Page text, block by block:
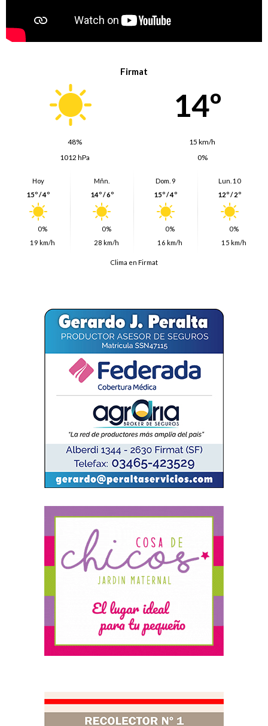
Firmat
14º
48%
15 km/h
1012 hPa
0%
Hoy
15º / 4º
0%
19 km/h
Mñn.
14º / 6º
0%
28 km/h
Dom. 9
15º / 4º
0%
16 km/h
Lun. 10
12º / 2º
0%
15 km/h
Clima en Firmat